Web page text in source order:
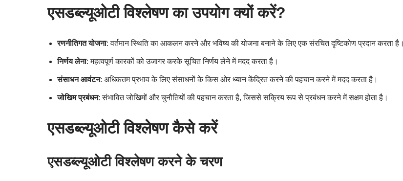
एसडब्ल्यूओटी विश्लेषण का उपयोग क्यों करें?
रणनीतिगत योजना: वर्तमान स्थिति का आकलन करने और भविष्य की योजना बनाने के लिए एक संरचित दृष्टिकोण प्रदान करता है।
निर्णय लेना: महत्वपूर्ण कारकों को उजागर करके सूचित निर्णय लेने में मदद करता है।
संसाधन आवंटन: अधिकतम प्रभाव के लिए संसाधनों के किस ओर ध्यान केंद्रित करने की पहचान करने में मदद करता है।
जोखिम प्रबंधन: संभावित जोखिमों और चुनौतियों की पहचान करता है, जिससे सक्रिय रूप से प्रबंधन करने में सक्षम होता है।
एसडब्ल्यूओटी विश्लेषण कैसे करें
एसडब्ल्यूओटी विश्लेषण करने के चरण